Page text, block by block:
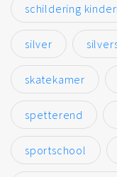
schildering
silver
skatekamer
spetterend
sportschool